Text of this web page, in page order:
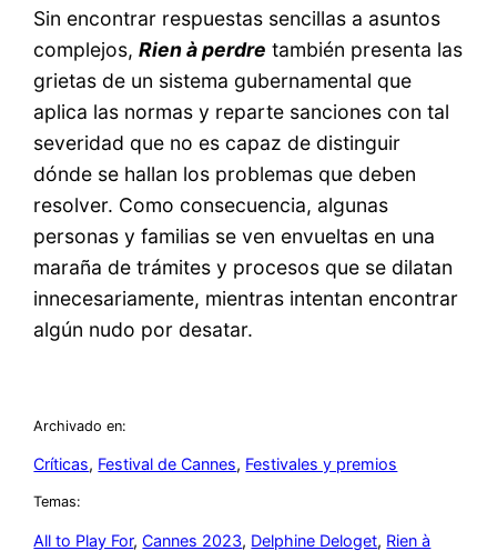
Sin encontrar respuestas sencillas a asuntos
complejos,Rien à perdre también presenta las
grietas de un sistema gubernamental que
aplica las normas y reparte sanciones con tal
severidad que no es capaz de distinguir
dónde se hallan los problemas que deben
resolver. Como consecuencia, algunas
personas y familias se ven envueltas en una
maraña de trámites y procesos que se dilatan
innecesariamente, mientras intentan encontrar
algún nudo por desatar.
Archivado en:
Críticas, Festival de Cannes, Festivales y premios
Temas:
All to Play For, Cannes 2023, Delphine Deloget, Rien à